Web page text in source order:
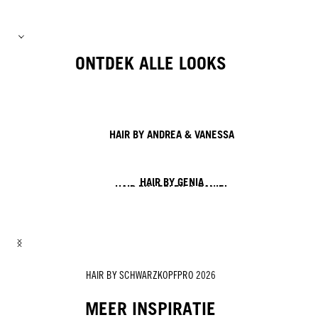
ONTDEK ALLE LOOKS
HAIR BY ANDREA & VANESSA
HAIR BY GENIA
HAIR BY LESLEY & DANIEL
HAIR BY SCHWARZKOPFPRO 2026
MEER INSPIRATIE